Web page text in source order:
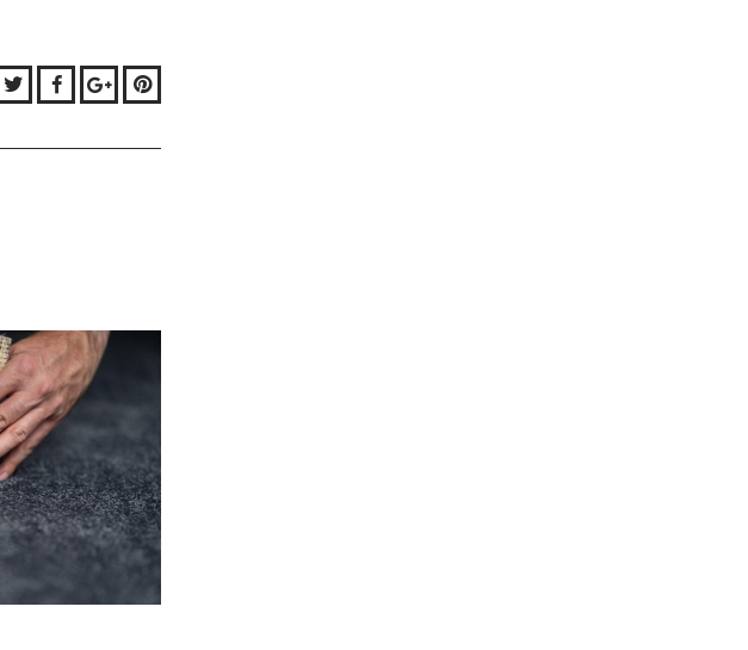
TwitterFacebook
Google+Pinterest